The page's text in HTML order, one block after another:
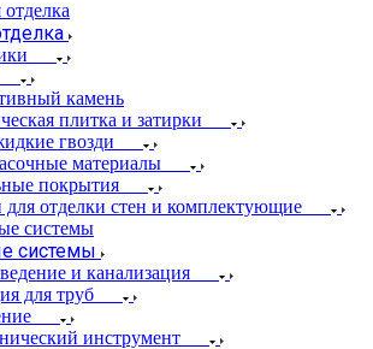
камень
плитка и затирки
гвозди
материалы
покрытия
отделки стен и комплектующие
системы
и канализация
для труб
инструмент